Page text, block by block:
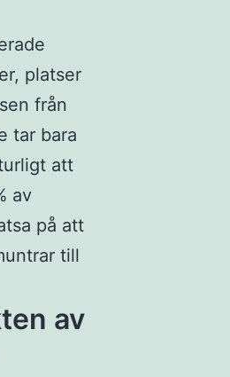
platser
från
tar bara
att
av
på att
till
av